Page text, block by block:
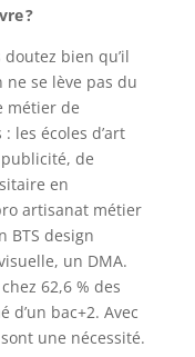
?
bien qu’il
se lève pas du
métier de
les écoles d’art
de
en
artisanat métier
BTS design
un DMA.
62,6 % des
bac+2. Avec
une nécessité.